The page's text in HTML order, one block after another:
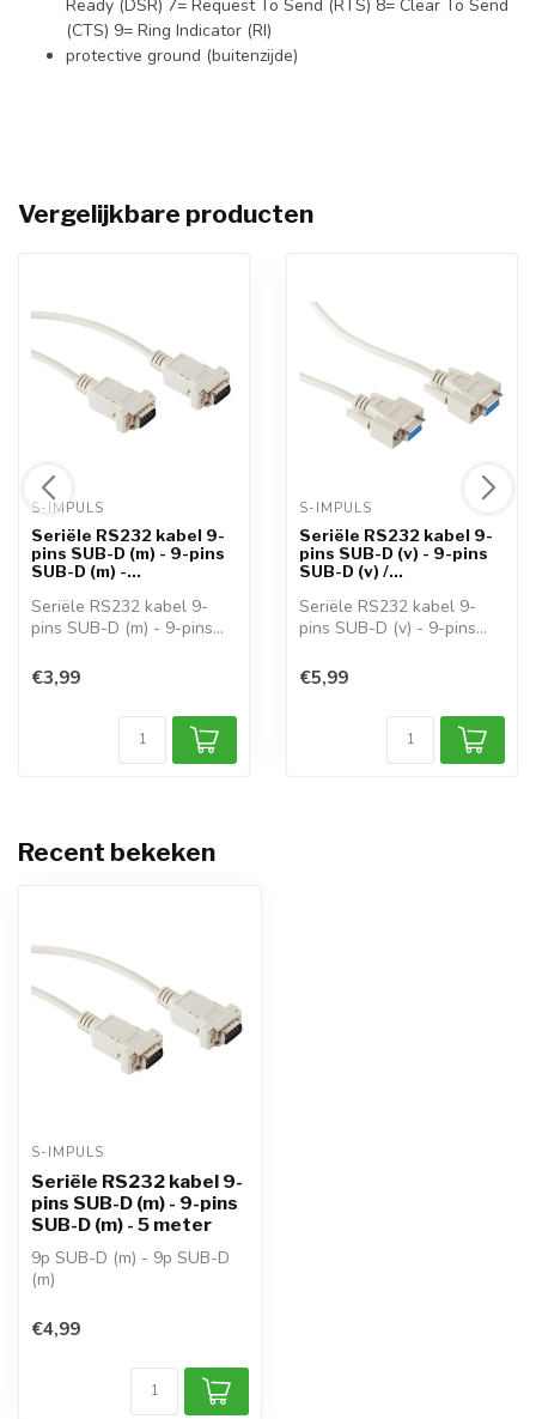
Ready (DSR) 7= Request To Send (RTS) 8= Clear To Send
(CTS) 9= Ring Indicator (RI)
protective ground (buitenzijde)
Vergelijkbare producten
S-IMPULS
Seriële RS232 kabel 9-
pins SUB-D (m) - 9-pins
SUB-D (m) -...
Seriële RS232 kabel 9-
pins SUB-D (m) - 9-pins
€3,99
S-IMPULS
Seriële RS232 kabel 9-
pins SUB-D (v) - 9-pins
SUB-D (v) /...
Seriële RS232 kabel 9-
pins SUB-D (v) - 9-pins
€5,99
Recent bekeken
S-IMPULS
Seriële RS232 kabel 9-
pins SUB-D (m) - 9-pins
SUB-D (m) - 5 meter
9p SUB-D (m) - 9p SUB-D
(m)
aders: CCA (Aluminium met
ko...
€4,99